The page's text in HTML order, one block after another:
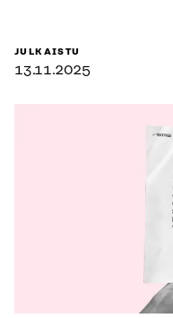
JULKAISTU
13.11.2025